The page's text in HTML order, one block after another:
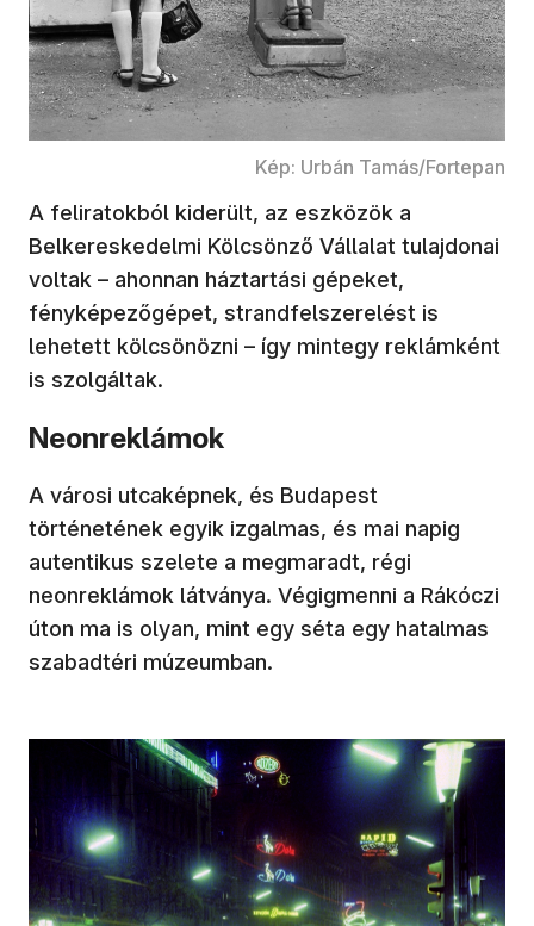
Kép: Urbán Tamás/Fortepan
A feliratokból kiderült, az eszközök a
Belkereskedelmi Kölcsönző Vállalat tulajdonai
voltak – ahonnan háztartási gépeket,
fényképezőgépet, strandfelszerelést is
lehetett kölcsönözni – így mintegy reklámként
is szolgáltak.
Neonreklámok
A városi utcaképnek, és Budapest
történetének egyik izgalmas, és mai napig
autentikus szelete a megmaradt, régi
neonreklámok látványa. Végigmenni a Rákóczi
úton ma is olyan, mint egy séta egy hatalmas
szabadtéri múzeumban.